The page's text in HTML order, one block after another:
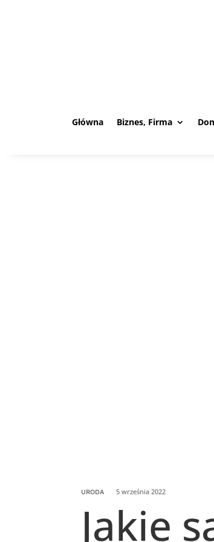
Główna Biznes, Firma
URODA 5 września 2022
Jakie